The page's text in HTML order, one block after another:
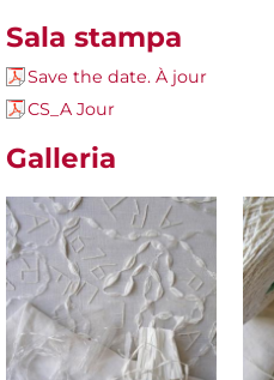
Sala stampa
Save the date. À jour
CS_A Jour
Galleria